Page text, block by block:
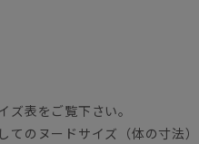
表をご覧下さい。
のヌードサイズ（体の寸法）